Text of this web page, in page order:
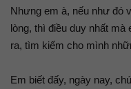
Nhưng em à, nếu như đó
lòng, thì điều duy nhất
ra, tìm kiếm cho mình
Em biết đấy, ngày nay,